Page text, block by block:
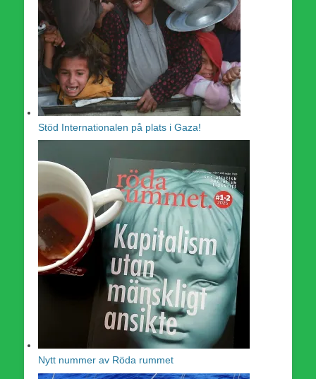
Stöd Internationalen på plats i Gaza!
Nytt nummer av Röda rummet